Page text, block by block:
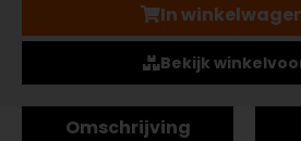
In
Bekijk
Omschrijving